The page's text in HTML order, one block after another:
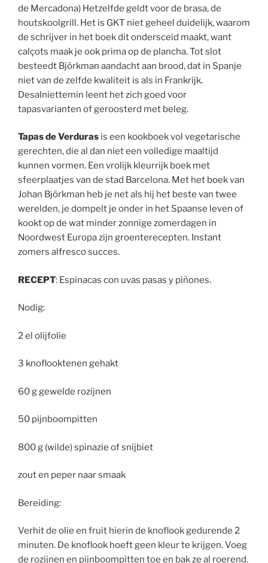
de Mercadona) Hetzelfde geldt voor de brasa, de
houtskoolgrill. Het is GKT niet geheel duidelijk, waarom
de schrijver in het boek dit ondersceid maakt, want
calçots maak je ook prima op de plancha. Tot slot
besteedt Björkman aandacht aan brood, dat in Spanje
niet van de zelfde kwaliteit is als in Frankrijk.
Desalniettemin leent het zich goed voor
tapasvarianten of geroosterd met beleg.
Tapas de Verduras is een kookboek vol vegetarische
gerechten, die al dan niet een volledige maaltijd
kunnen vormen. Een vrolijk kleurrijk boek met
sfeerplaatjes van de stad Barcelona. Met het boek van
Johan Björkman heb je net als hij het beste van twee
werelden, je dompelt je onder in het Spaanse leven of
kookt op de wat minder zonnige zomerdagen in
Noordwest Europa zijn groenterecepten. Instant
zomers alfresco succes.
RECEPT: Espinacas con uvas pasas y piñones.
Nodig:
2 el olijfolie
3 knoflooktenen gehakt
60 g gewelde rozijnen
50 pijnboompitten
800 g (wilde) spinazie of snijbiet
zout en peper naar smaak
Bereiding:
Verhit de olie en fruit hierin de knoflook gedurende 2
minuten. De knoflook hoeft geen kleur te krijgen. Voeg
de rozijnen en pijnboompitten toe en bak ze al roerend.